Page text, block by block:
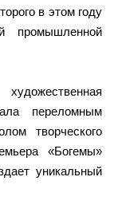
в этом году
промышленной
переломным
творческого
«Богемы»
уникальный